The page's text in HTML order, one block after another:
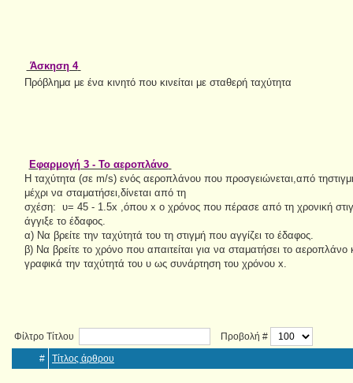
Άσκηση 4
Πρόβλημα με ένα κινητό που κινείται με σταθερή ταχύτητα
Εφαρμογή 3 - Το αεροπλάνο
Η ταχύτητα (σε m/s) ενός αεροπλάνου που προσγειώνεται,από
μέχρι να σταματήσει,δίνεται από τη
σχέση: υ= 45 - 1.5x ,όπου x ο χρόνος που πέρασε από τη χρονική
άγγιξε το έδαφος.
α) Να βρείτε την ταχύτητά του τη στιγμή που αγγίζει το έδαφος.
β) Να βρείτε το χρόνο που απαιτείται για να σταματήσει το
γραφικά την ταχύτητά του υ ως συνάρτηση του χρόνου x.
Φίλτρο Τίτλου
Προβολή #
#
Τίτλος άρθρου